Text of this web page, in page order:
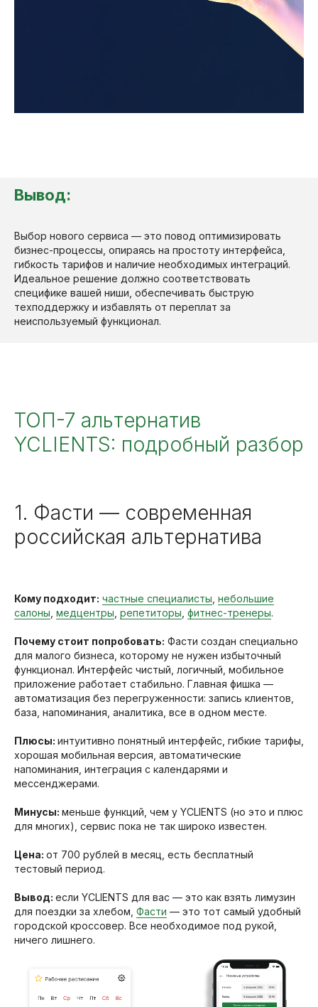
Вывод:
Выбор нового сервиса — это повод оптимизировать
бизнес-процессы, опираясь на простоту интерфейса,
гибкость тарифов и наличие необходимых интеграций.
Идеальное решение должно соответствовать
специфике вашей ниши, обеспечивать быструю
техподдержку и избавлять от переплат за
неиспользуемый функционал.
ТОП-7 альтернатив
YCLIENTS: подробный разбор
1. Фасти — современная
российская альтернатива
Кому подходит: частные специалисты небольшие
салоны медцентры репетиторы фитнес-тренеры.
Почему стоит попробовать: Фасти создан специально
для малого бизнеса, которому не нужен избыточный
функционал. Интерфейс чистый, логичный, мобильное
приложение работает стабильно. Главная фишка —
автоматизация без перегруженности: запись клиентов,
база, напоминания, аналитика, все в одном месте.
Плюсы: интуитивно понятный интерфейс, гибкие тарифы,
хорошая мобильная версия, автоматические
напоминания, интеграция с календарями и
мессенджерами.​
Минусы: меньше функций, чем у YCLIENTS (но это и плюс
для многих), сервис пока не так широко известен.
Цена: от 700 рублей в месяц, есть бесплатный
тестовый период.
Вывод: если YCLIENTS для вас — это как взять лимузин
для поездки за хлебом, Фасти — это тот самый удобный
городской кроссовер. Все необходимое под рукой,
ничего лишнего.